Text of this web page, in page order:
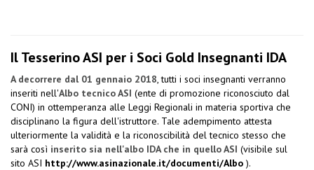
Il Tesserino ASI per i Soci Gold Insegnanti IDA
A decorrere dal 01 gennaio 2018, tutti i soci insegnanti verranno
inseriti nell'Albo tecnico ASI (ente di promozione riconosciuto dal
CONI) in ottemperanza alle Leggi Regionali in materia sportiva che
disciplinano la figura dell'istruttore. Tale adempimento attesta
ulteriormente la validità e la riconoscibilità del tecnico stesso che
sarà così inserito sia nell'albo IDA che in quello ASI (visibile sul
sito ASI http://www.asinazionale.it/documenti/Albo ).